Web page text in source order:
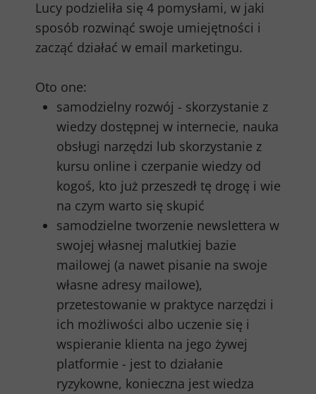
Lucy podzieliła się 4 pomysłami, w jaki
sposób rozwinąć swoje umiejętności i
zacząć działać w email marketingu.
Oto one:
samodzielny rozwój - skorzystanie z
wiedzy dostępnej w internecie, nauka
obsługi narzędzi lub skorzystanie z
kursu online i czerpanie wiedzy od
kogoś, kto już przeszedł tę drogę i wie
na czym warto się skupić
samodzielne tworzenie newslettera w
swojej własnej malutkiej bazie
mailowej (a nawet pisanie na swoje
własne adresy mailowe),
przetestowanie w praktyce narzędzi i
ich możliwości albo uczenie się i
wspieranie klienta na jego żywej
platformie - jest to działanie
ryzykowne, konieczna jest wiedza